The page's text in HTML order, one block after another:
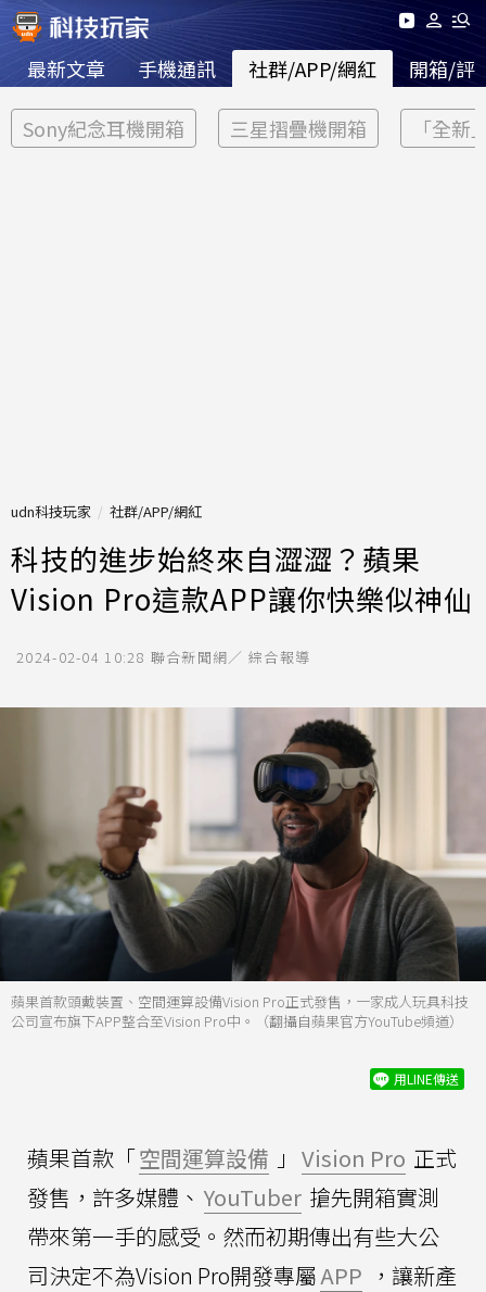
最新文章 手機通訊 社群/APP/網紅 開箱/評
Sony紀念耳機開箱 三星摺疊機開箱 「全新
udn科技玩家 社群/APP/網紅
科技的進步始終來自澀澀？蘋果
Vision Pro這款APP讓你快樂似神仙
2024-02-04 10:28 聯合新聞網／ 綜合報導
蘋果首款頭戴裝置、空間運算設備Vision Pro正式發售，一家成人玩具科技
公司宣布旗下APP整合至Vision Pro中。（翻攝自蘋果官方YouTube頻道）
用LINE傳送
蘋果首款「空間運算設備 」 Vision Pro 正式
發售，許多媒體、 YouTuber 搶先開箱實測
帶來第一手的感受。然而初期傳出有些大公
司決定不為Vision Pro開發專屬APP ，讓新產